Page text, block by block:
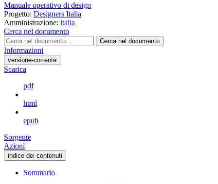
Manuale operativo di design
Progetto: Designers Italia
Amministrazione: italia
Cerca nel documento
Cerca nel documento
Informazioni
versione-corrente
Scarica
pdf
html
epub
Sorgente
Azioni
indice dei contenuti
Sommario